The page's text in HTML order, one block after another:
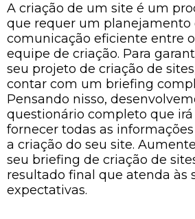
A criação de um site é um
que requer um planejamento
comunicação eficiente entre
equipe de criação. Para
seu projeto de criação de
contar com um briefing
Pensando nisso,
questionário completo que
fornecer todas as
a criação do seu site.
seu briefing de criação de
resultado final que atenda às
expectativas.